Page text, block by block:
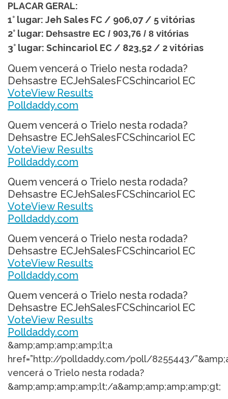
PLACAR GERAL:
1° lugar: Jeh Sales FC / 906,07 / 5 vitórias
2° lugar: Dehsastre EC / 903,76 / 8 vitórias
3° lugar: Schincariol EC / 823,52 / 2 vitórias
Quem vencerá o Trielo nesta rodada?
Dehsastre ECJehSalesFCSchincariol EC
VoteView Results
Polldaddy.com
Quem vencerá o Trielo nesta rodada?
Dehsastre ECJehSalesFCSchincariol EC
VoteView Results
Polldaddy.com
Quem vencerá o Trielo nesta rodada?
Dehsastre ECJehSalesFCSchincariol EC
VoteView Results
Polldaddy.com
Quem vencerá o Trielo nesta rodada?
Dehsastre ECJehSalesFCSchincariol EC
VoteView Results
Polldaddy.com
Quem vencerá o Trielo nesta rodada?
Dehsastre ECJehSalesFCSchincariol EC
VoteView Results
Polldaddy.com
&amp;amp;amp;amp;lt;a
href=”http://polldaddy.com/poll/8255443/
vencerá o Trielo nesta rodada?
&amp;amp;amp;amp;lt;/a&amp;amp;amp;amp;gt;